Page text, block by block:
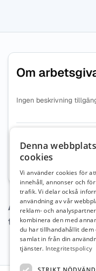
Om
Ingen beskrivning
8492023802
Webbplats
Arbetsgivaren
tillfället.
Denna
cookies
Vi använder cookies för
innehåll, annonser och
trafik. Vi delar också
användning av vår
reklam- och
kombinera den med
du har tillhandahållit dem
samlat in från din
tjänster. Integritetspolicy